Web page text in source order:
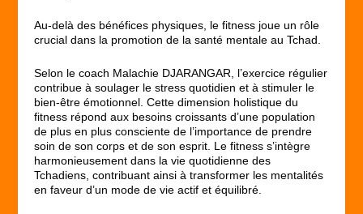
Au-delà des bénéfices physiques, le fitness joue un rôle
crucial dans la promotion de la santé mentale au Tchad.
Selon le coach Malachie DJARANGAR, l’exercice régulier
contribue à soulager le stress quotidien et à stimuler le
bien-être émotionnel. Cette dimension holistique du
fitness répond aux besoins croissants d’une population
de plus en plus consciente de l’importance de prendre
soin de son corps et de son esprit. Le fitness s’intègre
harmonieusement dans la vie quotidienne des
Tchadiens, contribuant ainsi à transformer les mentalités
en faveur d’un mode de vie actif et équilibré.